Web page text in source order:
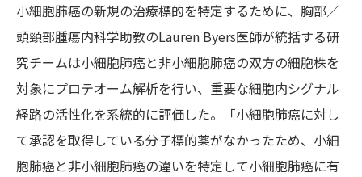
小細胞肺癌の新規の治療標的を特定するために、胸部／
頭頸部腫瘍内科学助教のLauren Byers医師が統括する研
究チームは小細胞肺癌と非小細胞肺癌の双方の細胞株を
対象にプロテオーム解析を行い、重要な細胞内シグナル
経路の活性化を系統的に評価した。「小細胞肺癌に対し
て承認を取得している分子標的薬がなかったため、小細
胞肺癌と非小細胞肺癌の違いを特定して小細胞肺癌に有